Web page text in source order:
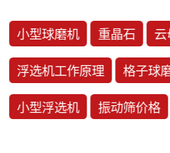
小型球磨机 重晶石
浮选机工作原理 格子球
小型浮选机 振动筛价格